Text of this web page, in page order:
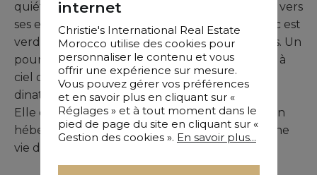
quiétude. Toutes les réceptions sont tournées vers
ses espaces verts et sa piscine chauffée. Le parc est
verdoyant et abrite d'impressionnants palmiers. Un
poumon végétal intérieur sous forme de patio à
ciel ouvert scinde les réceptions et la cuisine
dinatoire.
Elle dispose de 5 suites avec terrasses offrant un
hébergement spacieux et confortable pour une
vie de famille.
internet
Christie's International Real Estate
Morocco utilise des cookies pour
personnaliser le contenu et vous
offrir une expérience sur mesure.
Vous pouvez gérer vos préférences
et en savoir plus en cliquant sur «
Réglages » et à tout moment dans le
pied de page du site en cliquant sur «
Gestion des cookies ». En savoir plus...